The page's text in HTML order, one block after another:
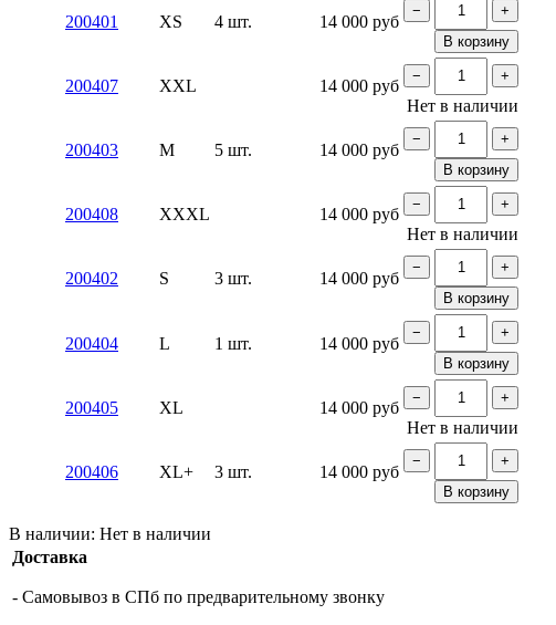
200401 XS 4 шт. 14 000 руб
−
+
В корзину
200407 XXL 14 000 руб − +
Нет в наличии
200403 M 5 шт. 14 000 руб
−
+
В корзину
200408 XXXL 14 000 руб − +
Нет в наличии
200402 S 3 шт. 14 000 руб
−
+
В корзину
200404 L 1 шт. 14 000 руб
−
+
В корзину
200405 XL 14 000 руб − +
Нет в наличии
200406 XL+ 3 шт. 14 000 руб
−
+
В корзину
В наличии: Нет в наличии
Доставка
- Самовывоз в СПб по предварительному звонку